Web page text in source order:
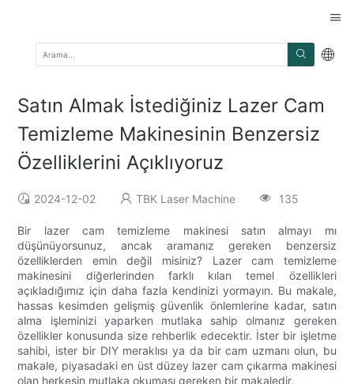
Satın Almak İstediğiniz Lazer Cam
Temizleme Makinesinin Benzersiz
Özelliklerini Açıklıyoruz
2024-12-02 TBK Laser Machine 135
Bir lazer cam temizleme makinesi satın almayı mı
düşünüyorsunuz, ancak aramanız gereken benzersiz
özelliklerden emin değil misiniz? Lazer cam temizleme
makinesini diğerlerinden farklı kılan temel özellikleri
açıkladığımız için daha fazla kendinizi yormayın. Bu makale,
hassas kesimden gelişmiş güvenlik önlemlerine kadar, satın
alma işleminizi yaparken mutlaka sahip olmanız gereken
özellikler konusunda size rehberlik edecektir. İster bir işletme
sahibi, ister bir DIY meraklısı ya da bir cam uzmanı olun, bu
makale, piyasadaki en üst düzey lazer cam çıkarma makinesi
olan herkesin mutlaka okuması gereken bir makaledir.